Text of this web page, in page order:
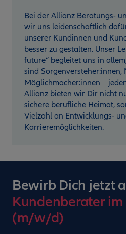
Bei der Allianz Beratungs-
wir uns leidenschaftlich
unserer Kundinnen und
besser zu gestalten. Unser
future“ begleitet uns in
sind Sorgenversteher:innen,
Möglichmacher:innen –
Allianz bieten wir Dir nicht
sichere berufliche Heimat,
Vielzahl an Entwicklungs-
Karrieremöglichkeiten.
Bewirb Dich jetzt
Kundenberater
(m/w/d)